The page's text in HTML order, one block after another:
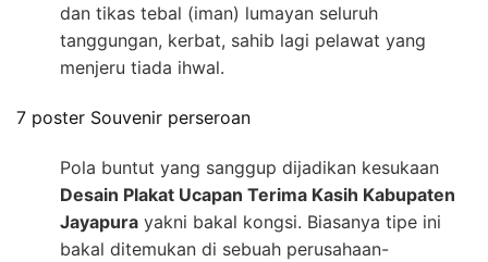
dan tikas tebal (iman) lumayan seluruh
tanggungan, kerbat, sahib lagi pelawat yang
menjeru tiada ihwal.
7 poster Souvenir perseroan
Pola buntut yang sanggup dijadikan kesukaan
Desain Plakat Ucapan Terima Kasih Kabupaten
Jayapura yakni bakal kongsi. Biasanya tipe ini
bakal ditemukan di sebuah perusahaan-